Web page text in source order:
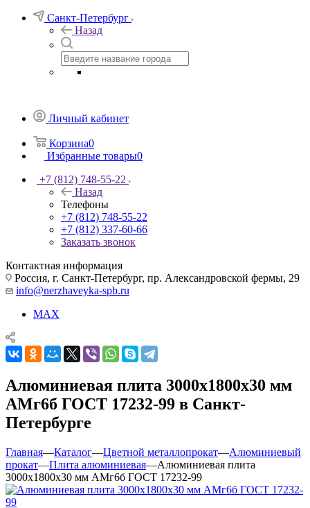
Санкт-Петербург
Назад
Личный кабинет
Корзина0
Избранные товары0
+7 (812) 748-55-22
Назад
Телефоны
+7 (812) 748-55-22
+7 (812) 337-60-66
Заказать звонок
Контактная информация
Россия, г. Санкт-Петербург, пр. Александровской фермы, 29
info@nerzhaveyka-spb.ru
MAX
Алюминиевая плита 3000х1800х30 мм
АМг6б ГОСТ 17232-99 в Санкт-
Петербурге
Главная—Каталог—Цветной металлопрокат—Алюминиевый
прокат—Плита алюминиевая—Алюминиевая плита
3000х1800х30 мм АМг6б ГОСТ 17232-99